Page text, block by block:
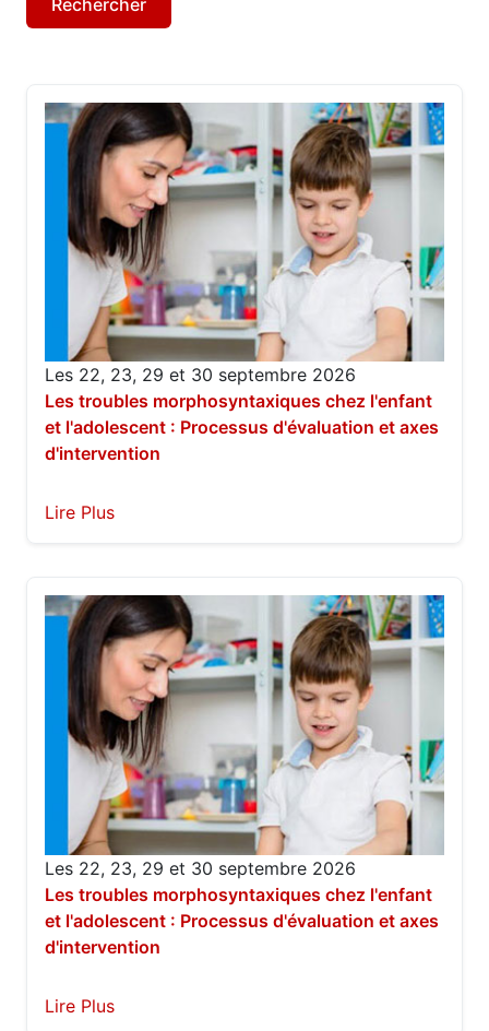
Les 22, 23, 29 et 30 septembre 2026
Les troubles morphosyntaxiques chez l'enfant
et l'adolescent : Processus d'évaluation et axes
d'intervention
Lire Plus
Les 22, 23, 29 et 30 septembre 2026
Les troubles morphosyntaxiques chez l'enfant
et l'adolescent : Processus d'évaluation et axes
d'intervention
Lire Plus